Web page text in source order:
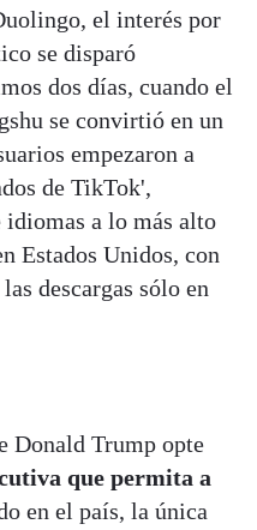
el interés por
se disparó
dos días, cuando el
se convirtió en un
empezaron a
de TikTok',
idiomas a lo más alto
Estados Unidos, con
descargas sólo en
Donald Trump opte
que permita a
en el país, la única